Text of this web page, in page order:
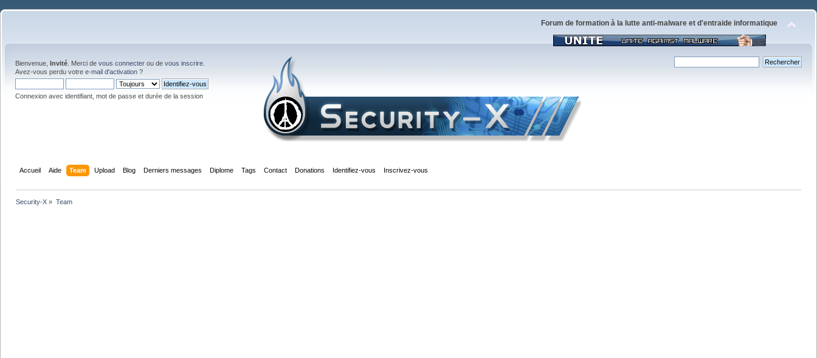
Forum de formation à la lutte anti-malware et d'entraide informatique
Bienvenue, Invité . Merci de vous connecter ou de vous inscrire
Avez-vous perdu votre e-mail d'activation ?
Connexion avec identifiant, mot de passe et durée de la session
Accueil Aide Team Upload Blog Derniers messages Diplome Tags Contact Donations Identifiez-vous Inscrivez-vous
Security-X » Team